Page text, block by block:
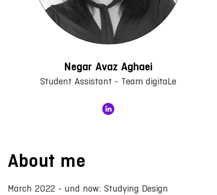
Negar Avaz Aghaei
Student Assistant - Team digitaLe
About me
March 2022 - und now: Studying Design